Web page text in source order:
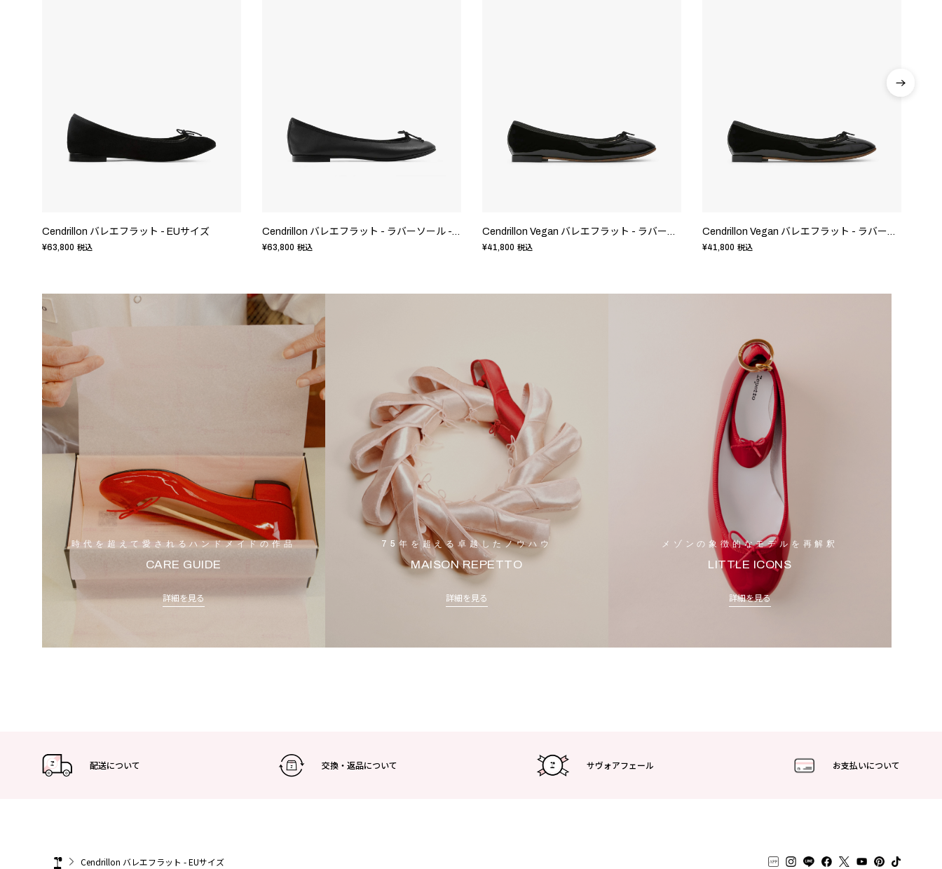
Cendrillon バレエフラット - EUサイズ
¥63,800 税込
Cendrillon バレエフラット - ラバーソール - EUサイズ
¥63,800 税込
Cendrillon Vegan バレエフラット - ラバーソール - EUサイズ
¥41,800 税込
Cendrillon Vegan バレエフラット - ラバーソール - EUサイズ
¥41,800 税込
時代を超えて愛されるハンドメイドの作品
CARE GUIDE
詳細を見る
75年を超える卓越したノウハウ
MAISON REPETTO
詳細を見る
メゾンの象徴的なモデルを再解釈
LITTLE ICONS
詳細を見る
配送について 交換・返品について サヴォアフェール お支払いについて
Cendrillon バレエフラット - EUサイズ